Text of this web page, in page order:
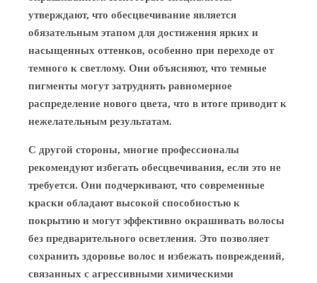
утверждают, что обесцвечивание является
обязательным этапом для достижения ярких и
насыщенных оттенков, особенно при переходе от
темного к светлому. Они объясняют, что темные
пигменты могут затруднять равномерное
распределение нового цвета, что в итоге приводит к
нежелательным результатам.
С другой стороны, многие профессионалы
рекомендуют избегать обесцвечивания, если это не
требуется. Они подчеркивают, что современные
краски обладают высокой способностью к
покрытию и могут эффективно окрашивать волосы
без предварительного осветления. Это позволяет
сохранить здоровье волос и избежать повреждений,
связанных с агрессивными химическими